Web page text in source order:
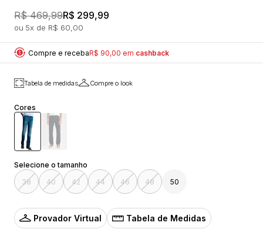
R$ 469,99R$ 299,99
5x R$ 60,00
Compre e recebaR$ 90,00 em cashback
Tabela de medidas Compre o look
Cores
38 40 42 44 46 48 50
Provador Virtual Tabela de Medidas